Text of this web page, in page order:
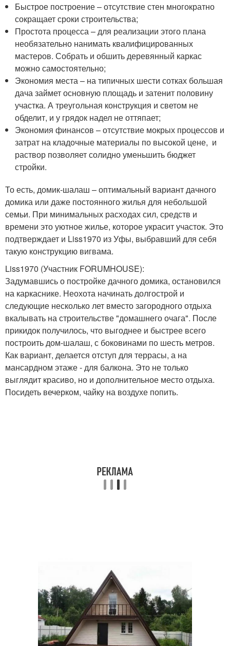
Быстрое построение – отсутствие стен многократно
сокращает сроки строительства;
Простота процесса – для реализации этого плана
необязательно нанимать квалифицированных
мастеров. Собрать и обшить деревянный каркас
можно самостоятельно;
Экономия места – на типичных шести сотках большая
дача займет основную площадь и затенит половину
участка. А треугольная конструкция и светом не
обделит, и у грядок надел не оттяпает;
Экономия финансов – отсутствие мокрых процессов и
затрат на кладочные материалы по высокой цене, и
раствор позволяет солидно уменьшить бюджет
стройки.
То есть, домик-шалаш – оптимальный вариант дачного
домика или даже постоянного жилья для небольшой
семьи. При минимальных расходах сил, средств и
времени это уютное жилье, которое украсит участок. Это
подтверждает и Liss1970 из Уфы, выбравший для себя
такую конструкцию вигвама.
Liss1970 (Участник FORUMHOUSE):
Задумавшись о постройке дачного домика, остановился
на каркаснике. Неохота начинать долгострой и
следующие несколько лет вместо загородного отдыха
вкалывать на строительстве "домашнего очага". После
прикидок получилось, что выгоднее и быстрее всего
построить дом-шалаш, с боковинами по шесть метров.
Как вариант, делается отступ для террасы, а на
мансардном этаже - для балкона. Это не только
выглядит красиво, но и дополнительное место отдыха.
Посидеть вечерком, чайку на воздухе попить.